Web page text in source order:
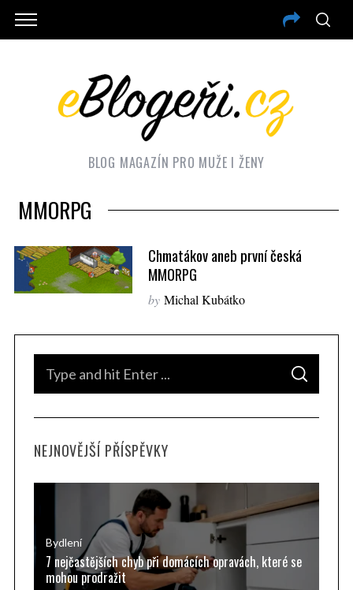
BLOG MAGAZÍN PRO MUŽE I ŽENY
MMORPG
Chmatákov aneb první česká
MMORPG
by Michal Kubátko
c
S
A
C
NEJNOVĚJŠÍ PŘÍSPĚVKY
Bydlení
7 nejčastějších chyb při domácích opravách, které se
mohou prodražit